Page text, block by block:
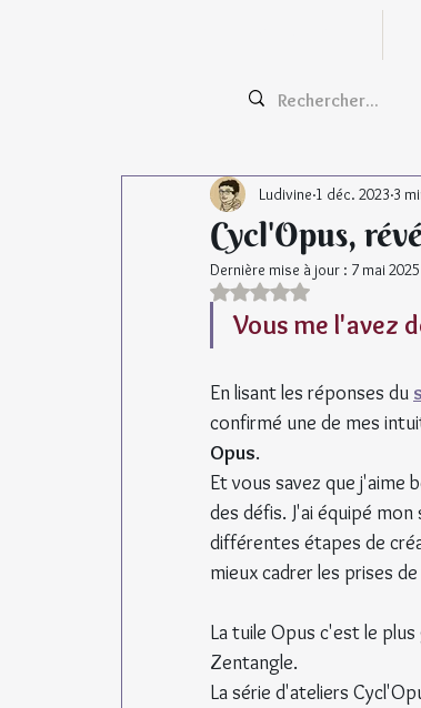
Cycl'Opus,
Ludivine 1 déc. 2023 3
Dernière mise à jour : 7 mai 2025
Noté NaN étoiles sur 5.
Vous me l'avez
En lisant les réponses du
confirmé une de mes
Opus.
Et vous savez que j'aime
des défis. J'ai équipé
différentes étapes de
mieux cadrer les prises
La tuile Opus c'est le
Zentangle.
La série d'ateliers